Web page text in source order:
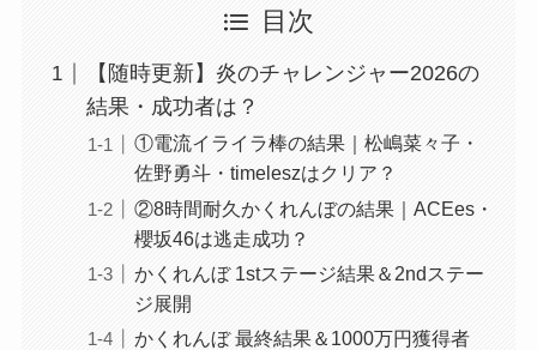
目次
【随時更新】炎のチャレンジャー2026の
結果・成功者は？
①電流イライラ棒の結果｜松嶋菜々子・
佐野勇斗・timeleszはクリア？
②8時間耐久かくれんぼの結果｜ACEes・
櫻坂46は逃走成功？
かくれんぼ 1stステージ結果＆2ndステー
ジ展開
かくれんぼ 最終結果＆1000万円獲得者